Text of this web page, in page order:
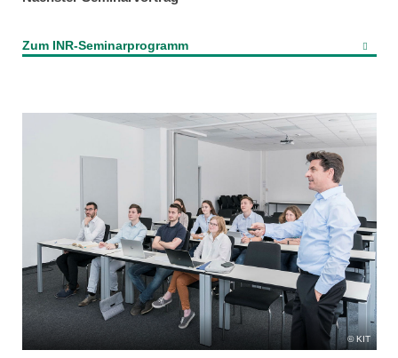
Zum INR-Seminarprogramm
KIT